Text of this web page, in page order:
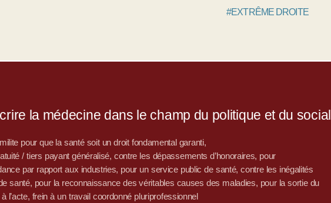
#EXTRÊME DROITE
la médecine dans le champ du politique et du social
pour que la santé soit un droit fondamental garanti,
/ tiers payant généralisé, contre les dépassements d’honoraires, pour
par rapport aux industries, pour un service public de santé, contre les inégalités
santé, pour la reconnaissance des véritables causes des maladies, pour la sortie du
l’acte, frein à un travail coordonné pluriprofessionnel